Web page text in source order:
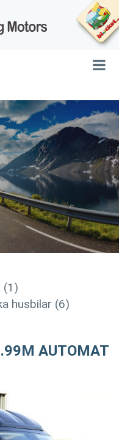
(1)
husbilar (6)
AUTOMAT